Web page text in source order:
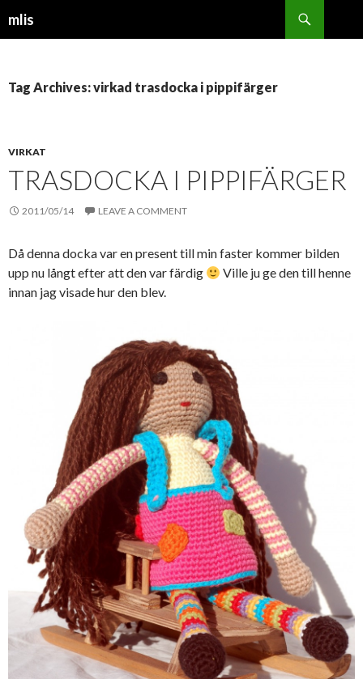
mlis
Tag Archives: virkad trasdocka i pippifärger
VIRKAT
TRASDOCKA I PIPPIFÄRGER
2011/05/14 LEAVE A COMMENT
Då denna docka var en present till min faster kommer bilden
upp nu långt efter att den var färdig
Ville ju ge den till henne
innan jag visade hur den blev.